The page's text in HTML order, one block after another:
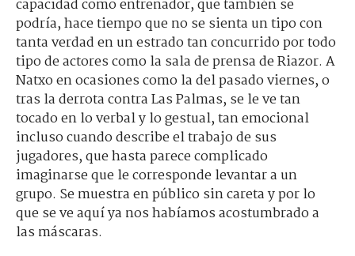
capacidad como entrenador, que también se
podría, hace tiempo que no se sienta un tipo con
tanta verdad en un estrado tan concurrido por todo
tipo de actores como la sala de prensa de Riazor. A
Natxo en ocasiones como la del pasado viernes, o
tras la derrota contra Las Palmas, se le ve tan
tocado en lo verbal y lo gestual, tan emocional
incluso cuando describe el trabajo de sus
jugadores, que hasta parece complicado
imaginarse que le corresponde levantar a un
grupo. Se muestra en público sin careta y por lo
que se ve aquí ya nos habíamos acostumbrado a
las máscaras.